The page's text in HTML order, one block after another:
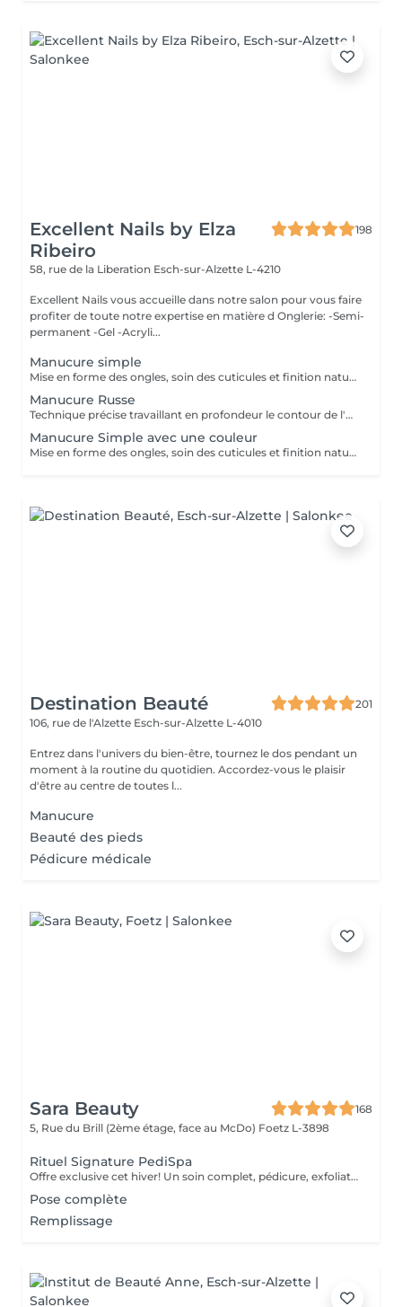
Excellent Nails by Elza
Ribeiro
198
58, rue de la Liberation Esch-sur-Alzette L-4210
Excellent Nails vous accueille dans notre salon pour vous faire
profiter de toute notre expertise en matière d Onglerie: -Semi-
permanent -Gel -Acryli...
Manucure simple
Mise en forme des ongles, soin des cuticules et finition naturelle pour des mains propres et soignée.
Manucure Russe
Technique précise travaillant en profondeur le contour de l'ongle et les cuticules, pour une finition nette, durable et parfaitement soignée. Idéal avant la pose de vernis ou gel/acrylique.
Manucure Simple avec une couleur
Mise en forme des ongles, soin des cuticules et finition naturelle (manicure simples) pour des mains propres et soignée avec une couleur.
Destination Beauté
201
106, rue de l'Alzette Esch-sur-Alzette L-4010
Entrez dans l'univers du bien-être, tournez le dos pendant un
moment à la routine du quotidien. Accordez-vous le plaisir
d'être au centre de toutes l...
Manucure
Beauté des pieds
Pédicure médicale
Sara Beauty
168
5, Rue du Brill (2ème étage, face au McDo) Foetz L-3898
Rituel Signature PediSpa
Offre exclusive cet hiver! Un soin complet, pédicure, exfoliation et masque nourrissant et bain à remous pour une douceur absolue. Un moment cocooning, réconfortant, idéal pour l'hiver. La version avec pause de semi permanent pour des pieds soignés est éclatant tout l'hiver
Pose complète
Remplissage